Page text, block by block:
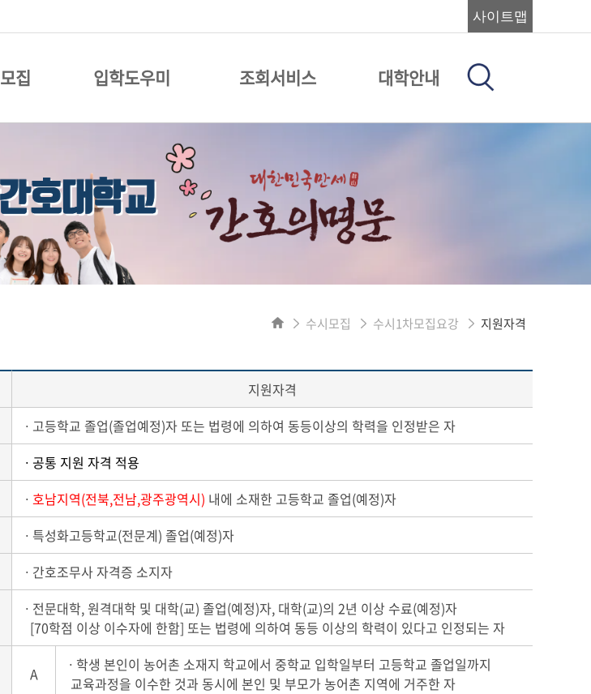
사이트맵
집 입학도우미 조회서비스 대학안내
수시모집 수시1차모집요강 지원자격
지원자격
ㆍ고등학교 졸업(졸업예정)자 또는 법령에 의하여 동등이상의 학력을 인정받은 자
ㆍ공통 지원 자격 적용
ㆍ 호남지역(전북,전남,광주광역시) 내에 소재한 고등학교 졸업(예정)자
ㆍ특성화고등학교(전문계) 졸업(예정)자
ㆍ간호조무사 자격증 소지자
ㆍ전문대학, 원격대학 및 대학(교) 졸업(예정)자, 대학(교)의 2년 이상 수료(예정)자
[70학점 이상 이수자에 한함] 또는 법령에 의하여 동등 이상의 학력이 있다고 인정되는 자
A
ㆍ학생 본인이 농어촌 소재지 학교에서 중학교 입학일부터 고등학교 졸업일까지
교육과정을 이수한 것과 동시에 본인 및 부모가 농어촌 지역에 거주한 자